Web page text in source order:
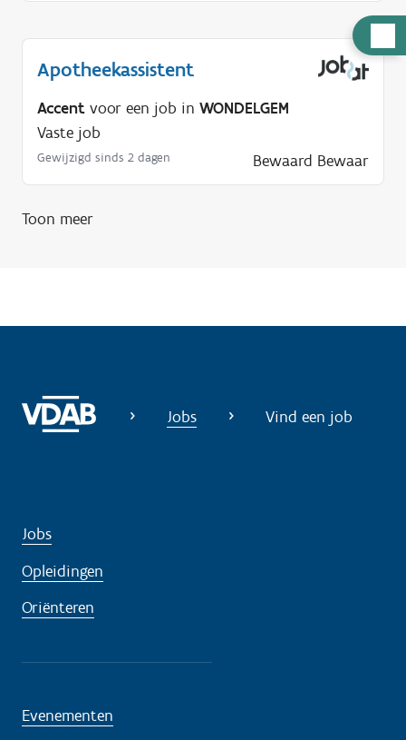
u
l
o
d
Apotheekassistent
Accent voor een job in WONDELGEM
Vaste job
Gewijzigd sinds 2 dagen Bewaard Bewaar
Toon meer
Jobs Vind een job
Jobs
Opleidingen
Oriënteren
Evenementen